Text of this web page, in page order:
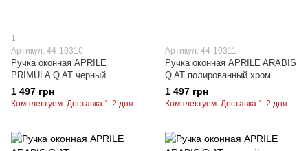
1
Артикул: 44-10310
Ручка оконная APRILE
PRIMULA Q AT черный
матовый
1 497 грн
Комплектуем. Доставка 1-2 дня.
Артикул: 44-10311
Ручка оконная APRILE ARABIS
Q AT полированный хром
1 497 грн
Комплектуем. Доставка 1-2 дня.